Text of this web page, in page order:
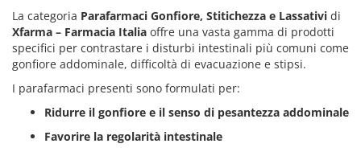
La categoria Parafarmaci Gonfiore, Stitichezza e Lassativi di
Xfarma – Farmacia Italia offre una vasta gamma di prodotti
specifici per contrastare i disturbi intestinali più comuni come
gonfiore addominale, difficoltà di evacuazione e stipsi.
I parafarmaci presenti sono formulati per:
Ridurre il gonfiore e il senso di pesantezza addominale
Favorire la regolarità intestinale